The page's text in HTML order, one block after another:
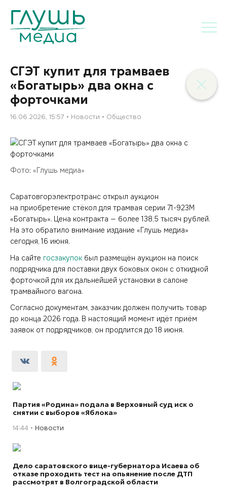
СГЭТ купит для трамваев
«Богатырь» два окна с
форточками
16.06.2026, 15:57 Новости Общество
Фото: «Глушь медиа»
Саратовгорэлектротранс открыл аукцион
на приобретение стёкол для трамвая серии 71-923М
«Богатырь». Цена контракта — более 138,5 тысяч рублей.
На это обратило внимание издание «Глушь медиа»
сегодня, 16 июня.
На сайте госзакупок был размещён аукцион на поиск
подрядчика для поставки двух боковых окон с откидной
форточкой для их дальнейшей установки в салоне
трамвайного вагона.
Согласно документам, заказчик должен получить товар
до конца 2026 года. В настоящий момент идёт приём
заявок от подрядчиков, он продлится до 18 июня.
Партия «Родина» подала в Верховный суд иск о
снятии с выборов «Яблока»
14:44 Новости
Дело саратовского вице-губернатора Исаева об
отказе проходить тест на опьянение после ДТП
рассмотрят в Волгоградской области